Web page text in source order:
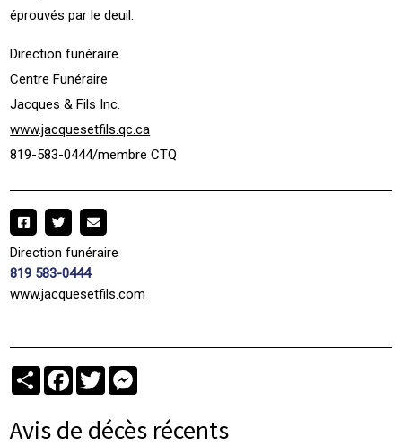
éprouvés par le deuil.
Direction funéraire
Centre Funéraire
Jacques & Fils Inc.
www.jacquesetfils.qc.ca
819-583-0444/membre CTQ
Direction funéraire
819 583-0444
www.jacquesetfils.com
PartagerFacebook
Twitter
Avis de décès récents